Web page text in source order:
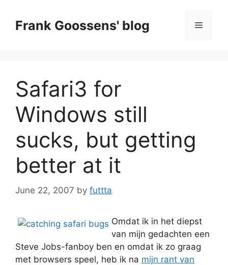
contentFrank Goossens' blog Menu
Safari3 for
Windows still
sucks, but getting
better at it
June 22, 2007 by futtta
Omdat ik in het diepst
van mijn gedachten een
Steve Jobs-fanboy ben en omdat ik zo graag
met browsers speel, heb ik na mijn rant van